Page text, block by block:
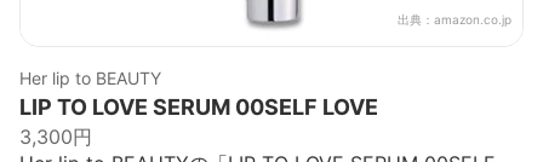
出典： amazon.co.jp
Her lip to BEAUTY
LIP TO LOVE SERUM 00SELF LOVE
3,300円